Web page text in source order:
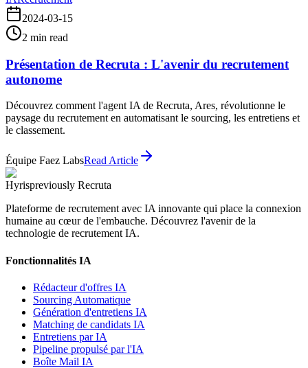
2024-03-15
2 min read
Présentation de Recruta : L'avenir du recrutement
autonome
Découvrez comment l'agent IA de Recruta, Ares, révolutionne le
paysage du recrutement en automatisant le sourcing, les entretiens et
le classement.
Équipe Faez LabsRead Article
Hyrispreviously Recruta
Plateforme de recrutement avec IA innovante qui place la connexion
humaine au cœur de l'embauche. Découvrez l'avenir de la
technologie de recrutement IA.
Fonctionnalités IA
Rédacteur d'offres IA
Sourcing Automatique
Génération d'entretiens IA
Matching de candidats IA
Entretiens par IA
Pipeline propulsé par l'IA
Boîte Mail IA